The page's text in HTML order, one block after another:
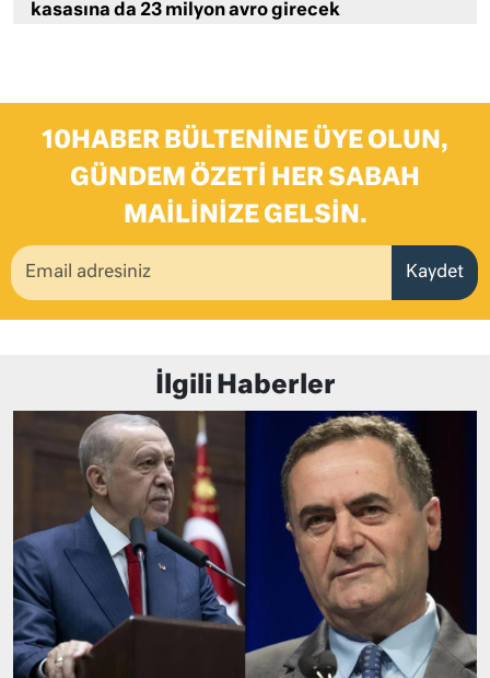
kasasına da 23 milyon avro girecek
10HABER BÜLTENINE ÜYE OLUN,
GÜNDEM ÖZETI HER SABAH
MAILINIZE GELSIN.
Kaydet
İlgili Haberler